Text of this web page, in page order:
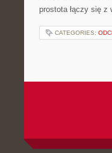
prostota łączy się
CATEGORIES: